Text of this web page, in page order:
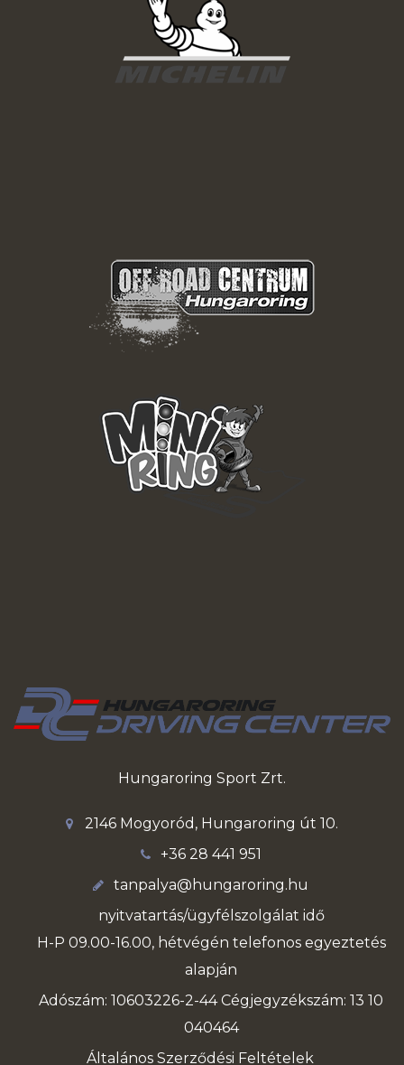
Hungaroring Sport Zrt.
2146 Mogyoród, Hungaroring út 10.
+36 28 441 951
tanpalya@hungaroring.hu
nyitvatartás/ügyfélszolgálat idő
H-P 09.00-16.00, hétvégén telefonos egyeztetés
alapján
Adószám: 10603226-2-44 Cégjegyzékszám: 13 10
040464
Általános Szerződési Feltételek